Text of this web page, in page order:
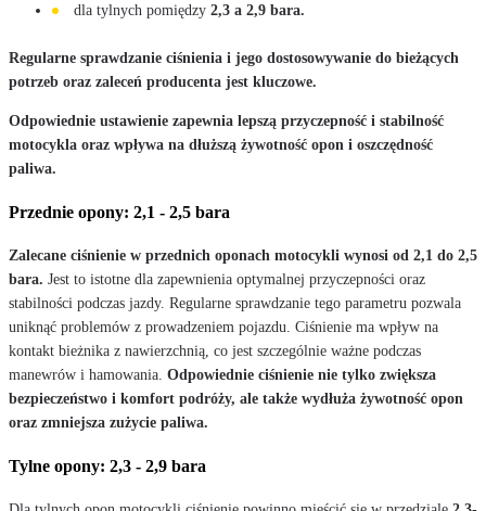
dla tylnych pomiędzy 2,3 a 2,9 bara.
Regularne sprawdzanie ciśnienia i jego dostosowywanie do bieżących
potrzeb oraz zaleceń producenta jest kluczowe.
Odpowiednie ustawienie zapewnia lepszą przyczepność i stabilność
motocykla oraz wpływa na dłuższą żywotność opon i oszczędność
paliwa.
Przednie opony: 2,1 - 2,5 bara
Zalecane ciśnienie w przednich oponach motocykli wynosi od 2,1 do 2,5
bara. Jest to istotne dla zapewnienia optymalnej przyczepności oraz
stabilności podczas jazdy. Regularne sprawdzanie tego parametru pozwala
uniknąć problemów z prowadzeniem pojazdu. Ciśnienie ma wpływ na
kontakt bieżnika z nawierzchnią, co jest szczególnie ważne podczas
manewrów i hamowania. Odpowiednie ciśnienie nie tylko zwiększa
bezpieczeństwo i komfort podróży, ale także wydłuża żywotność opon
oraz zmniejsza zużycie paliwa.
Tylne opony: 2,3 - 2,9 bara